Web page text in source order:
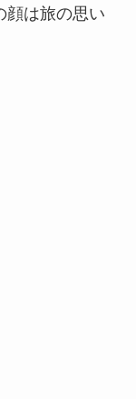
顔は旅の思い